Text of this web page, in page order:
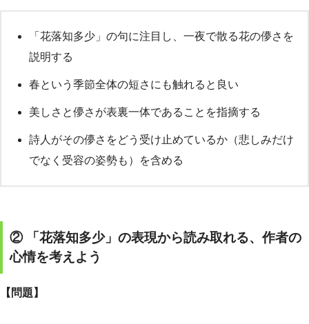
「花落知多少」の句に注目し、一夜で散る花の儚さを
説明する
春という季節全体の短さにも触れると良い
美しさと儚さが表裏一体であることを指摘する
詩人がその儚さをどう受け止めているか（悲しみだけ
でなく受容の姿勢も）を含める
② 「花落知多少」の表現から読み取れる、作者の
心情を考えよう
【問題】